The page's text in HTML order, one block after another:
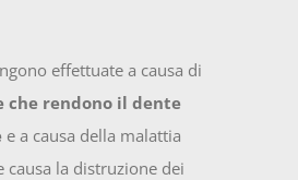
effettuate a causa di
che rendono il dente
e a causa della malattia
causa la distruzione dei